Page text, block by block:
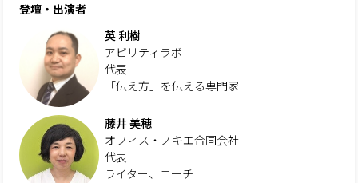
登壇・出演者
英 利樹
アビリティラボ
代表
「伝え方」を伝える専門家
藤井 美穂
オフィス・ノキエ合同会社
代表
ライター、コーチ